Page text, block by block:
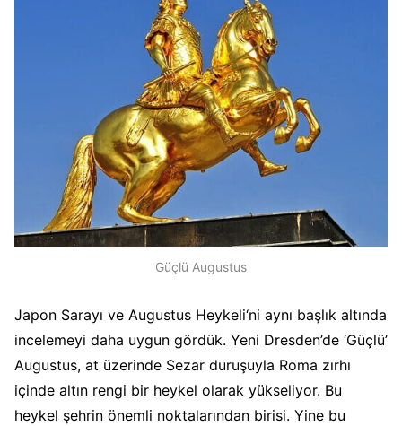
Güçlü Augustus
Japon Sarayı ve Augustus Heykeli‘ni aynı başlık altında
incelemeyi daha uygun gördük. Yeni Dresden’de ‘Güçlü’
Augustus, at üzerinde Sezar duruşuyla Roma zırhı
içinde altın rengi bir heykel olarak yükseliyor. Bu
heykel şehrin önemli noktalarından birisi. Yine bu